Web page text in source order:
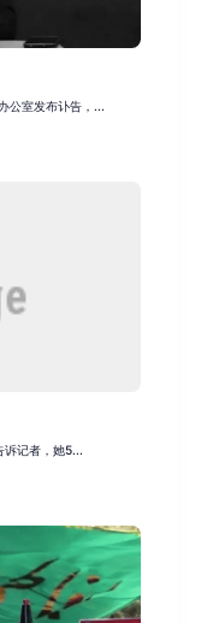
公室发布讣告，...
诉记者，她5...